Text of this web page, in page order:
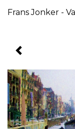
Frans Jonker -